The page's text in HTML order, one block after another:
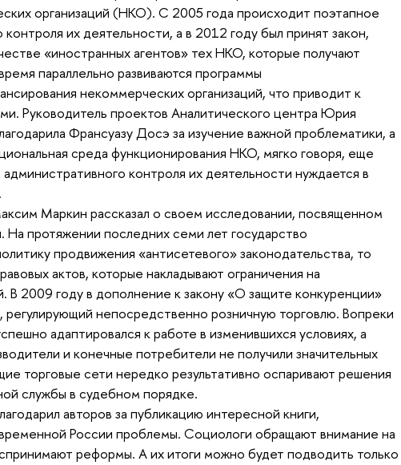
организаций (НКО). С 2005 года происходит поэтапное
их деятельности, а в 2012 году был принят закон,
«иностранных агентов» тех НКО, которые получают
параллельно развиваются программы
некоммерческих организаций, что приводит к
Руководитель проектов Аналитического центра Юрия
Франсуазу Досэ за изучение важной проблематики, а
среда функционирования НКО, мягко говоря, еще
контроля их деятельности нуждается в
Маркин рассказал о своем исследовании, посвященном
На протяжении последних семи лет государство
продвижения «антисетевого» законодательства, то
актов, которые накладывают ограничения на
В 2009 году в дополнение к закону «О защите конкуренции»
регулирующий непосредственно розничную торговлю. Вопреки
адаптировался к работе в изменившихся условиях, а
и конечные потребители не получили значительных
торговые сети нередко результативно оспаривают решения
службы в судебном порядке.
авторов за публикацию интересной книги,
России проблемы. Социологи обращают внимание на
реформы. А их итоги можно будет подводить только